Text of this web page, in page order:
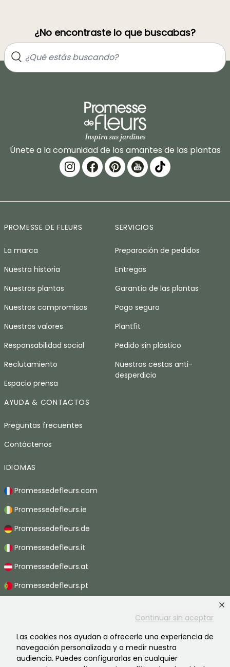
Continuar sin aceptar
Las cookies nos ayudan a ofrecerle una experiencia de
navegación personalizada y a medir nuestra
audiencia. Puedes configurarlas en cualquier
¿No encontraste lo que buscabas?
Únete a la comunidad de los amantes de las plantas
PROMESSE DE FLEURS
La marca
Nuestra historia
Nuestras plantas
Nuestros compromisos
Nuestros valores
Responsabilidad social
Reclutamiento
Espacio prensa
SERVICIOS
Preparación de pedidos
Entregas
Garantía de las plantas
Pago seguro
Plantfit
Pedido sin plástico
Nuestras cestas anti-
desperdicio
AYUDA & CONTACTOS
Preguntas frecuentes
Contáctenos
IDIOMAS
Promessedefleurs.com
Promessedefleurs.ie
Promessedefleurs.de
Promessedefleurs.it
Promessedefleurs.at
Promessedefleurs.pt
Promessedefleurs.ch